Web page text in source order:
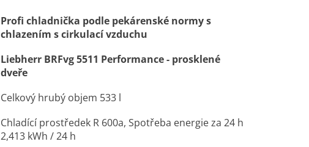
Profi chladnička podle pekárenské normy s
chlazením s cirkulací vzduchu
Liebherr BRFvg 5511 Performance - prosklené
dveře
Celkový hrubý objem 533 l
Chladící prostředek R 600a, Spotřeba energie za 24 h
2,413 kWh / 24 h